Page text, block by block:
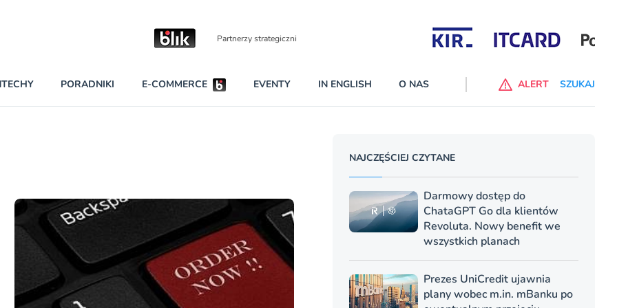
Partnerzy wspierający
PRAWO
RAPORTY SPECJALNE
W najniższych planach – Standard i Plus – z usługi będzie można korzsytać za
darmo przez trzy miesiące
Czytaj więcej
PORADNIKI E-COMMERCE EVENTY IN ENGLISH O NAS ALERT SZUKAJ
NAJCZĘŚCIEJ CZYTANE
Darmowy dostęp do
ChataGPT Go dla klientów
Revoluta. Nowy benefit we
wszystkich planach
Prezes UniCredit ujawnia
plany wobec m.in. mBanku po